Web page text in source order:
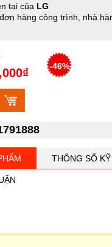
tại của LG
hàng công trình, nhà
-46%
THÔNG SỐ